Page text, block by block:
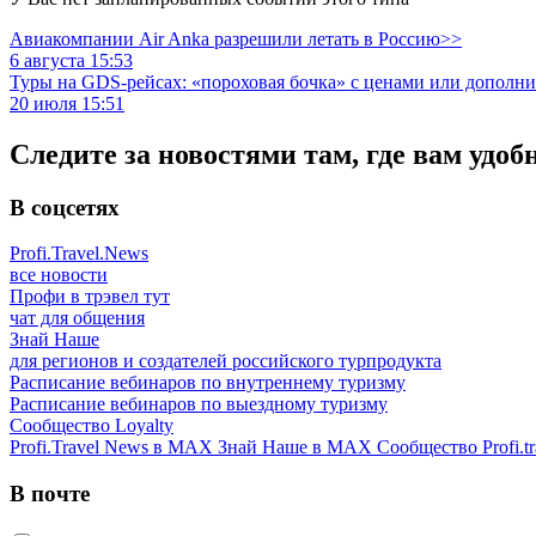
Авиакомпании Air Anka разрешили летать в Россию>>
6 августа 15:53
Туры на GDS-рейсах: «пороховая бочка» с ценами или
20 июля 15:51
Следите за новостями там, где вам
В соцсетях
Profi.Travel.News
все новости
Профи в трэвел тут
чат для общения
Знай Наше
для регионов и создателей российского турпродукта
Расписание вебинаров по внутреннему туризму
Расписание вебинаров по выездному туризму
Сообщество Loyalty
Profi.Travel News в MAX Знай Наше в MAX Сообщество
В почте